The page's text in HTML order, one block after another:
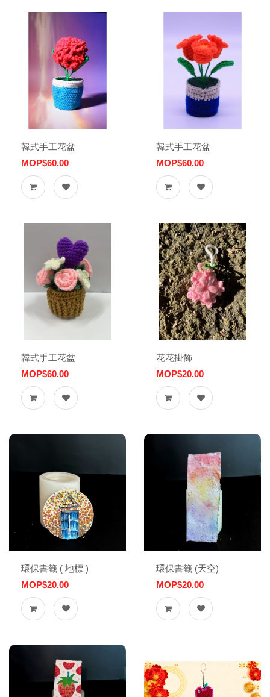
韓式手工花盆
MOP$60.00
韓式手工花盆
MOP$60.00
韓式手工花盆
MOP$60.00
花花掛飾
MOP$20.00
環保書籤 ( 地標 )
MOP$20.00
環保書籤 (天空)
MOP$20.00